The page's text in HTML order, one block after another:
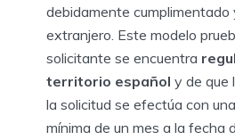
debidamente cumplimentado
extranjero. Este modelo
solicitante se encuentra
territorio español y de que
la solicitud se efectúa con
mínima de un mes a la fecha